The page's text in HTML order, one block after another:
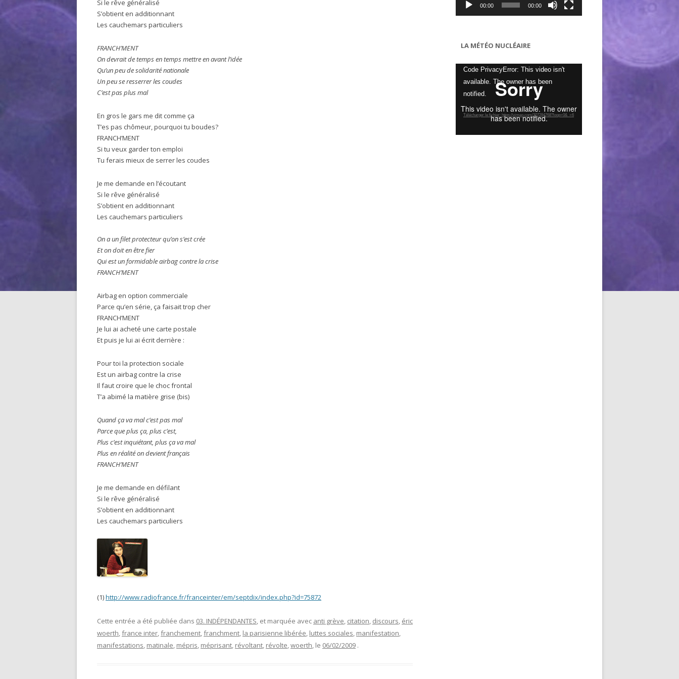
Si le rêve généralisé
S’obtient en additionnant
Les cauchemars particuliers
FRANCH’MENT
On devrait de temps en temps mettre en avant l’idée
Qu’un peu de solidarité nationale
Un peu se resserrer les coudes
C’est pas plus mal
En gros le gars me dit comme ça
T’es pas chômeur, pourquoi tu boudes?
FRANCH’MENT
Si tu veux garder ton emploi
Tu ferais mieux de serrer les coudes
Je me demande en l’écoutant
Si le rêve généralisé
S’obtient en additionnant
Les cauchemars particuliers
On a un filet protecteur qu’on s’est crée
Et on doit en être fier
Qui est un formidable airbag contre la crise
FRANCH’MENT
Airbag en option commerciale
Parce qu’en série, ça faisait trop cher
FRANCH’MENT
Je lui ai acheté une carte postale
Et puis je lui ai écrit derrière :
Pour toi la protection sociale
Est un airbag contre la crise
Il faut croire que le choc frontal
T’a abimé la matière grise (bis)
Quand ça va mal c’est pas mal
Parce que plus ça, plus c’est,
Plus c’est inquiétant, plus ça va mal
Plus en réalité on devient français
FRANCH’MENT
Je me demande en défilant
Si le rêve généralisé
S’obtient en additionnant
Les cauchemars particuliers
(1)http://www.radiofrance.fr/franceinter/em/septdix/index.php?id=75872
Cette entrée a été publiée dans 03. INDÉPENDANTES, et marquée avec anti grève, citation, discours, éric
woerth,france inter,franchement,franchment, la parisienne libérée, luttes sociales, manifestation,
manifestations, matinale, mépris, méprisant, révoltant, révolte,woerth, le 06/02/2009 .
00:00 00:00
LA MÉTÉO NUCLÉAIRE
Lecteur
vidéo
Code PrivacyError: This video isn't
available. The owner has been
notified.
Télécharger le fichier: https://vimeo.com/307284768?loop=0&_=6